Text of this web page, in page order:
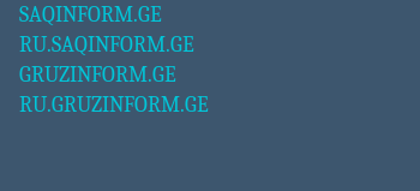
SAQINFORM.GE
RU.SAQINFORM.GE
GRUZINFORM.GE
RU.GRUZINFORM.GE